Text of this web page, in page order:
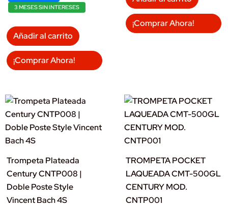
3 MESES SIN INTERESES
Añadir al carrito
¡Comprar Ahora!
¡Comprar Ahora!
Trompeta Plateada
Century CNTP008 |
Doble Poste Style
Vincent Bach 4S
TROMPETA POCKET
LAQUEADA CMT-500GL
CENTURY MOD.
CNTP001